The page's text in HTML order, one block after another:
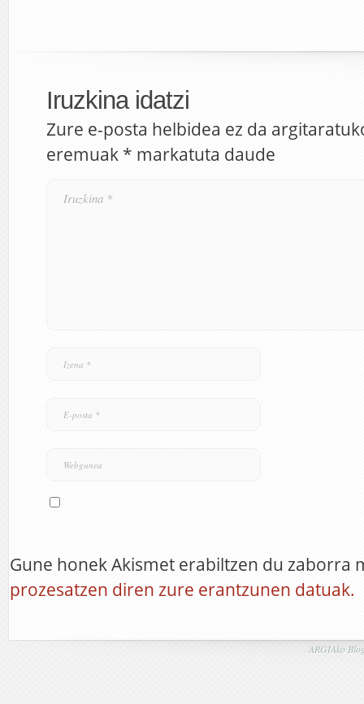
Iruzkina idatzi
Zure e-posta helbidea ez da
eremuak * markatuta daude
Gune honek Akismet erabiltzen du zaborra
prozesatzen diren zure erantzunen datuak.
ARGIAko